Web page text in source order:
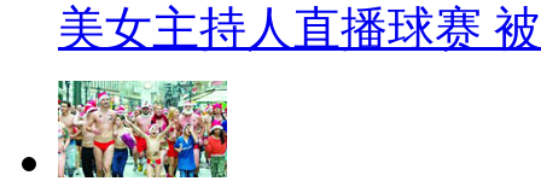
美女主持人直播球赛